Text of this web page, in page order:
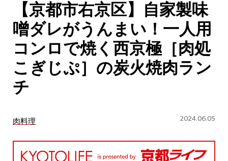
ABOUT US
Instagram
チケットプレゼント応募
MAIN MENU
【京都市右京区】自家製味
噌ダレがうんまい！一人用
コンロで焼く西京極［肉処
こぎじぷ］の炭火焼肉ラン
チ
肉料理 2024.06.05